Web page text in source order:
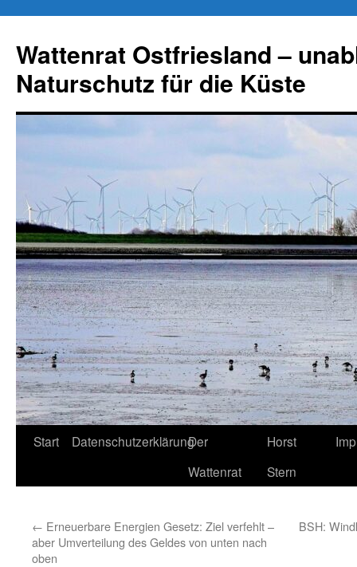
springen
Wattenrat Ostfriesland –
Naturschutz für die Küste
Start DatenschutzerklärungDer
Wattenrat
Horst
Stern
← Erneuerbare Energien Gesetz: Ziel verfehlt –
aber Umverteilung des Geldes von unten nach
oben
BSH: